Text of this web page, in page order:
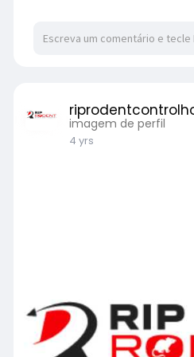
imagem de perfil
4 yrs